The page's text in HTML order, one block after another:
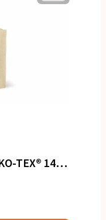
Schoudertas katoen OEKO-TEX® 140g/m² 40x10x35cm